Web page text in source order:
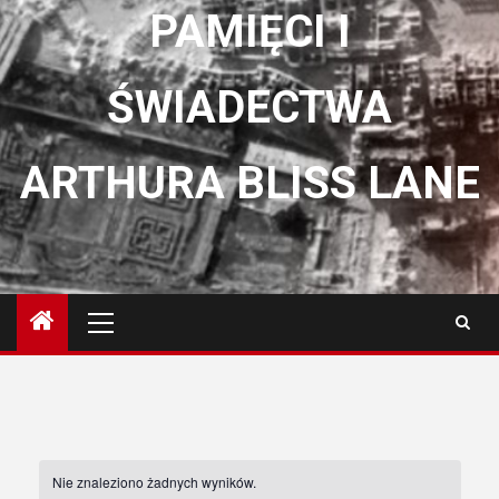
PAMIĘCI I
ŚWIADECTWA
ARTHURA BLISS LANE
główne
Nie znaleziono żadnych wyników.